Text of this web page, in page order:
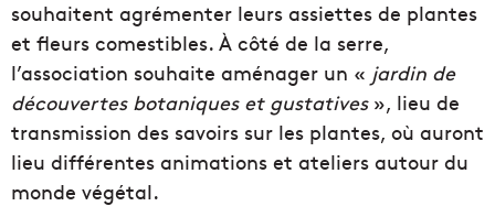
souhaitent agrémenter leurs assiettes de plantes
et fleurs comestibles. À côté de la serre,
l’association souhaite aménager un « jardin de
découvertes botaniques et gustatives», lieu de
transmission des savoirs sur les plantes, où auront
lieu différentes animations et ateliers autour du
monde végétal.